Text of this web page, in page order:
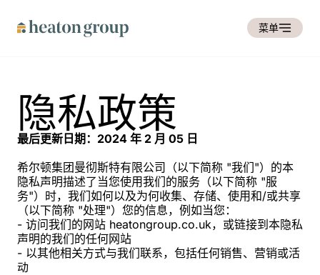
菜单
隐私政策
最后更新日期：2024 年 2 月 05 日
希尔顿集团曼彻斯特有限公司（以下简称 "我们"）的本
隐私声明描述了当您使用我们的服务（以下简称 "服
务"）时，我们如何以及为何收集、存储、使用和/或共享
（以下简称 "处理"）您的信息，例如当您：
- 访问我们的网站 heatongroup.co.uk，或链接到本隐私
声明的我们的任何网站
- 以其他相关方式与我们联系，包括任何销售、营销或活
动